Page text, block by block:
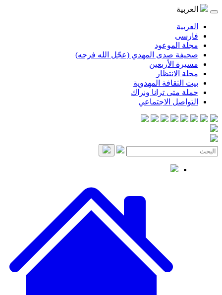
المهدي (عجّل الله فرجه)
المهدوية
ترانا ونراك
الاجتماعي